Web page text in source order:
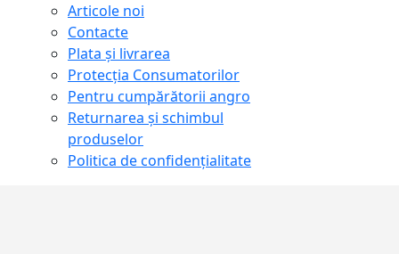
Articole noi
Contacte
Plata și livrarea
Protecţia Consumatorilor
Pentru cumpărătorii angro
Returnarea și schimbul
produselor
Politica de confidențialitate